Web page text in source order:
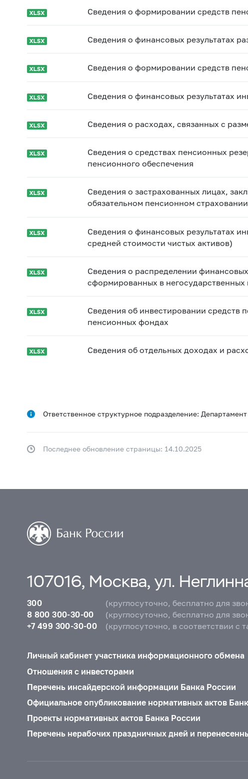
Сведения о формировании средств
Сведения о финансовых результатах
Сведения о формировании средств
Сведения о финансовых результатах
Сведения о расходах, связанных с
Сведения о средствах пенсионных
пенсионного обеспечения
Сведения о застрахованных лицах,
обязательном пенсионном страховании
Сведения о финансовых результатах
средней стоимости чистых активов)
Сведения о распределении
сформированных в
Сведения об инвестировании средств
пенсионных фондах
Сведения об отдельных доходах и
Ответственное структурное подразделение:
Последнее обновление страницы: 14.10.2025
107016, Москва, ул.
300
(круглосуточно, бесплатно для
8 800 300-30-00
(круглосуточно, бесплатно для
+7 499 300-30-00
(круглосуточно, в соответствии с
Личный кабинет участника информационного обмена
Отношения с инвесторами
Перечень инсайдерской информации Банка России
Официальное опубликование нормативных актов
Проекты нормативных актов Банка России
Перечень нерабочих праздничных дней и